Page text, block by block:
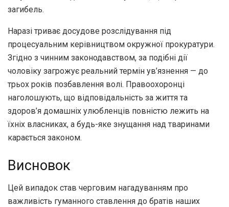
загибель.
Наразі триває досудове розслідування під
процесуальним керівництвом окружної прокуратури.
Згідно з чинним законодавством, за подібні дії
чоловіку загрожує реальний термін ув’язнення — до
трьох років позбавлення волі. Правоохоронці
наголошують, що відповідальність за життя та
здоров’я домашніх улюбленців повністю лежить на
їхніх власниках, а будь-яке знущання над тваринами
карається законом.
Висновок
Цей випадок став черговим нагадуванням про
важливість гуманного ставлення до братів наших